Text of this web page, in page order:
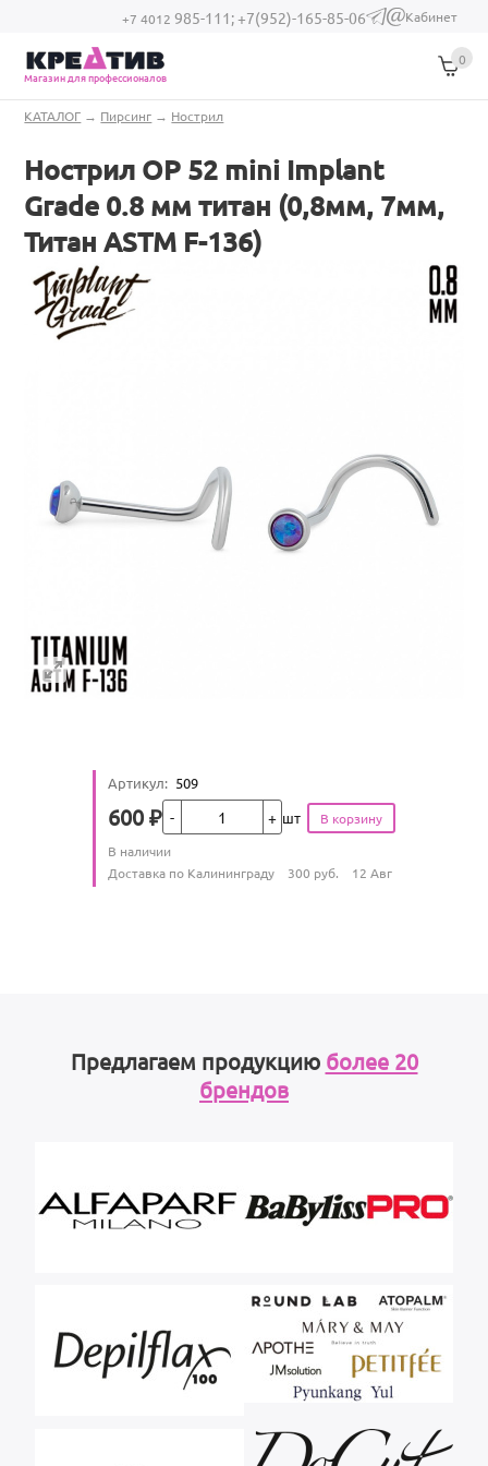
Перейти к основному содержанию
+7 4012 985-111;+7(952)-165-85-06
(link sends e-
Кабинет
Магазин для профессионалов
0
Вы здесь
КАТАЛОГ → Пирсинг → Нострил
Нострил OP 52 mini Implant
Grade 0.8 мм титан (0,8мм, 7мм,
Титан ASTM F-136)
Артикул: 509
Цена
600 ₽ шт
Количество
В наличии
Условия доставки
Доставка по Калининграду 300 руб. 12 Авг
Предлагаем продукцию более 20
брендов